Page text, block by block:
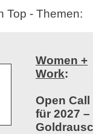
Top - Themen:
Women +
Work:
Open Call
für 2027 –